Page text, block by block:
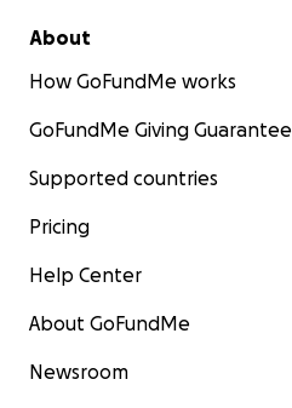
About
How GoFundMe works
GoFundMe Giving Guarantee
Supported countries
Pricing
Help Center
About GoFundMe
Newsroom